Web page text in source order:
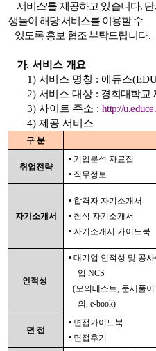
서비스'를 제공하고 있습니다.
생들이 해당 서비스를 이용할 수
있도록 홍보 협조 부탁드립니다.
가. 서비스 개요
1) 서비스 명칭 : 에듀스
2) 서비스 대상 : 경희대학교
3) 사이트 주소 : http://
4) 제공 서비스
구 분
취업전략
• 기업분석 자료집
• 직무정보
자기소개서
• 합격자 자기소개서
• 첨삭 자기소개서
• 자기소개서 가이드북
인적성
• 대기업 인적성 및 공사/
업 NCS
(모의테스트, 문제풀이
의, e-book)
면 접
• 면접가이드북
• 면접후기